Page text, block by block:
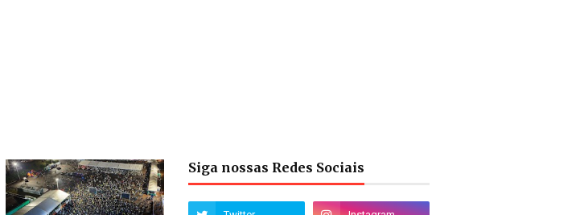
Siga nossas Redes Sociais